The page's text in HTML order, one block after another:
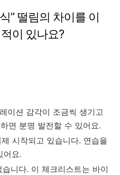
” 떨림의 차이를 이
이 있나요?
이션 감각이 조금씩 생기고
면 분명 발전할 수 있어요.
시작되고 있습니다. 연습을
어요.
니다. 이 체크리스트는 바이